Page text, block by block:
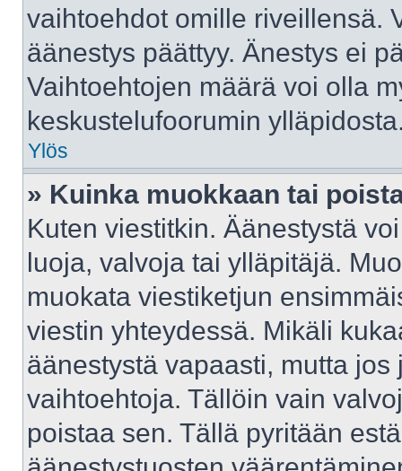
vaihtoehdot omille riveillensä.
äänestys päättyy. Änestys ei
Vaihtoehtojen määrä voi olla
keskustelufoorumin
Ylös
» Kuinka muokkaan tai
Kuten viestitkin. Äänestystä
luoja, valvoja tai ylläpitäjä.
muokata viestiketjun
viestin yhteydessä. Mikäli
äänestystä vapaasti, mutta
vaihtoehtoja. Tällöin vain
poistaa sen. Tällä pyritään